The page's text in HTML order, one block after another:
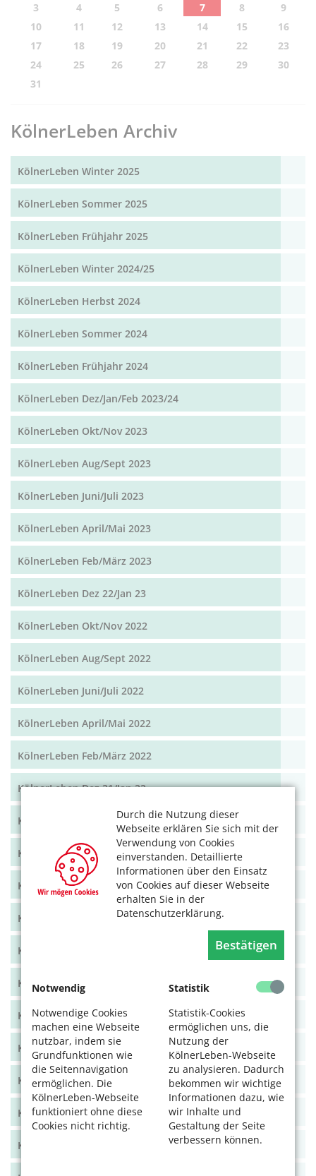
Durch die Nutzung dieser
Webseite erklären Sie sich mit der
Verwendung von Cookies
einverstanden. Detaillierte
Informationen über den Einsatz
von Cookies auf dieser Webseite
erhalten Sie in der
Datenschutzerklärung.
Bestätigen
Notwendig
Notwendige Cookies
machen eine Webseite
nutzbar, indem sie
Grundfunktionen wie
die Seitennavigation
ermöglichen. Die
KölnerLeben-Webseite
funktioniert ohne diese
Cookies nicht richtig.
Statistik
Statistik-Cookies
ermöglichen uns, die
Nutzung der
KölnerLeben-Webseite
zu analysieren. Dadurch
bekommen wir wichtige
Informationen dazu, wie
wir Inhalte und
Gestaltung der Seite
verbessern können.
3
4 5 6 7 8
9
10
11 12 13 14 15
16
17
18 19 20 21 22
23
24
25 26 27 28 29
30
31
KölnerLeben Archiv
KölnerLeben Winter 2025
KölnerLeben Sommer 2025
KölnerLeben Frühjahr 2025
KölnerLeben Winter 2024/25
KölnerLeben Herbst 2024
KölnerLeben Sommer 2024
KölnerLeben Frühjahr 2024
KölnerLeben Dez/Jan/Feb 2023/24
KölnerLeben Okt/Nov 2023
KölnerLeben Aug/Sept 2023
KölnerLeben Juni/Juli 2023
KölnerLeben April/Mai 2023
KölnerLeben Feb/März 2023
KölnerLeben Dez 22/Jan 23
KölnerLeben Okt/Nov 2022
KölnerLeben Aug/Sept 2022
KölnerLeben Juni/Juli 2022
KölnerLeben April/Mai 2022
KölnerLeben Feb/März 2022
KölnerLeben Dez 21/Jan 22
KölnerLeben Okt/Nov 2021
KölnerLeben Aug/Sept 2021
KölnerLeben Juni/Juli 2021
KölnerLeben April/Mai 2021
KölnerLeben Feb/März 2021
KölnerLeben Dez 20/Jan 21
KölnerLeben Okt/Nov 2020
KölnerLeben Aug/Sept 2020
KölnerLeben Juni/Juli 2020
KölnerLeben April/Mai 2020
KölnerLeben Feb/März 2020